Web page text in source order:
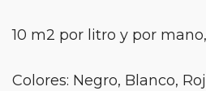
10 m2 por litro y por
Colores: Negro, Blanco,